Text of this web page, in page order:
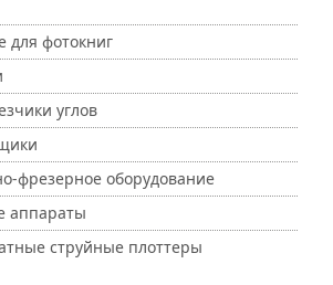
для фотокниг
углов
фрезерное оборудование
аппараты
струйные плоттеры